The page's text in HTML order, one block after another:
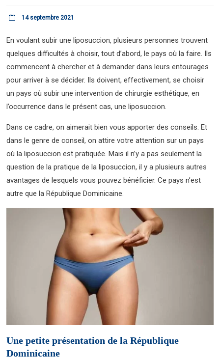
14 septembre 2021
En voulant subir une liposuccion, plusieurs personnes trouvent
quelques difficultés à choisir, tout d’abord, le pays où la faire. Ils
commencent à chercher et à demander dans leurs entourages
pour arriver à se décider. Ils doivent, effectivement, se choisir
un pays où subir une intervention de chirurgie esthétique, en
l’occurrence dans le présent cas, une liposuccion.
Dans ce cadre, on aimerait bien vous apporter des conseils. Et
dans le genre de conseil, on attire votre attention sur un pays
où la liposuccion est pratiquée. Mais il n’y a pas seulement la
question de la pratique de la liposuccion, il y a plusieurs autres
avantages de lesquels vous pouvez bénéficier. Ce pays n’est
autre que la République Dominicaine.
Une petite présentation de la République
Dominicaine